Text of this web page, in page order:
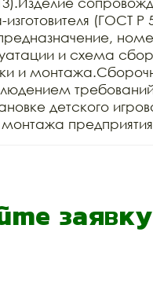
(ГОСТ Р
и схема
и
детского
предприятия-